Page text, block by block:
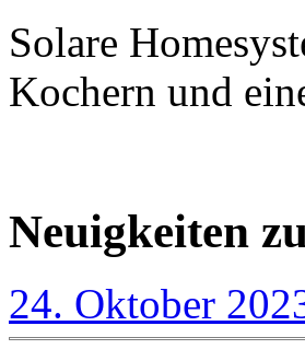
Solare
Kochern und
Neuigkeiten
24. Oktober